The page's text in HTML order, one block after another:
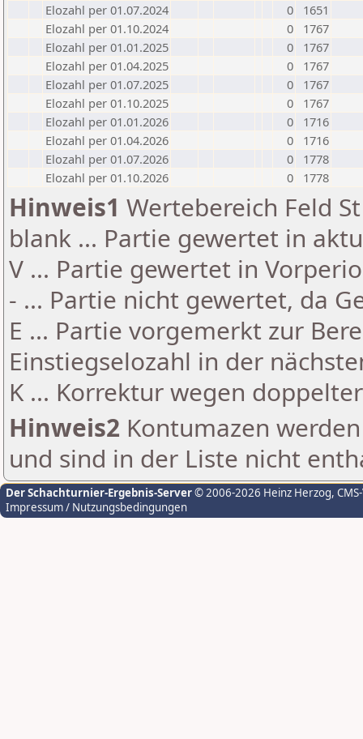
Elozahl per 01.07.2024
0
1651
Elozahl per 01.10.2024
0
1767
Elozahl per 01.01.2025
0
1767
Elozahl per 01.04.2025
0
1767
Elozahl per 01.07.2025
0
1767
Elozahl per 01.10.2025
0
1767
Elozahl per 01.01.2026
0
1716
Elozahl per 01.04.2026
0
1716
Elozahl per 01.07.2026
0
1778
Elozahl per 01.10.2026
0 1778
Hinweis1 Wertebereich Feld
blank ... Partie gewertet in
V ... Partie gewertet in
- ... Partie nicht gewertet, da
E ... Partie vorgemerkt zur
Einstiegselozahl in der
K ... Korrektur wegen
Hinweis2 Kontumazen
und sind in der Liste nicht
Der Schachturnier-Ergebnis-Server© 2006-2026 Heinz Herzog,
Impressum / Nutzungsbedingungen